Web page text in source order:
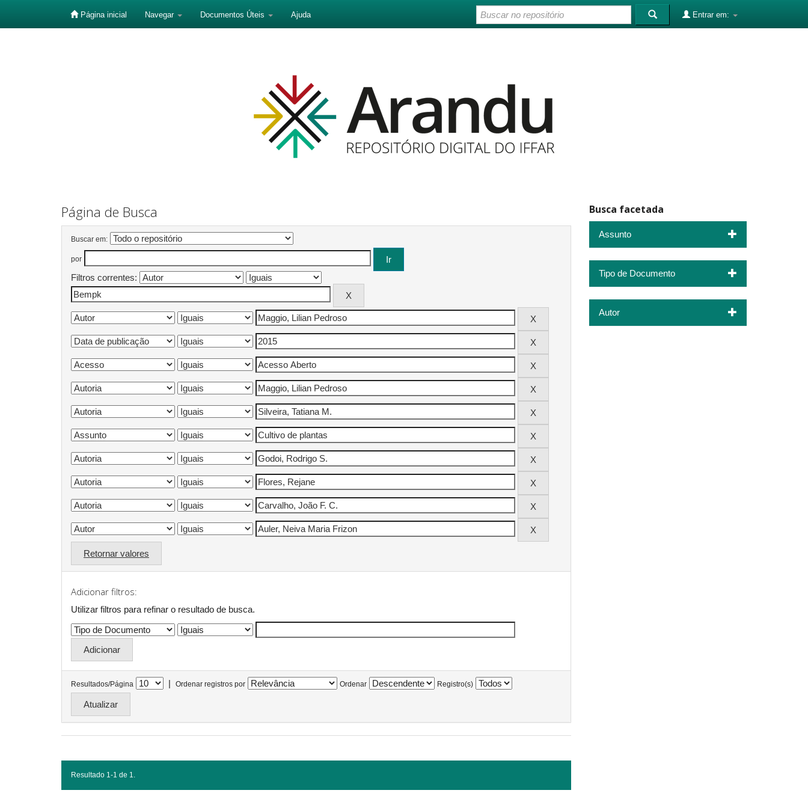
Página inicial Navegar Documentos Úteis Ajuda Entrar em:
Página de Busca
Buscar em:
por
Filtros correntes:
Retornar valores
Adicionar filtros:
Utilizar filtros para refinar o resultado de busca.
Resultados/Página | Ordenar registros por Ordenar Registro(s)
Resultado 1-1 de 1.
Busca facetada
Assunto
Tipo de Documento
Autor